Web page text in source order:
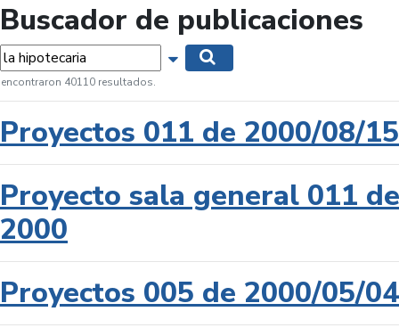
Buscador de publicaciones
Mostrar opciones de búsqueda
encontraron 40110 resultados.
Proyectos 011 de 2000/08/15
Proyecto sala general 011 de
2000
Proyectos 005 de 2000/05/04